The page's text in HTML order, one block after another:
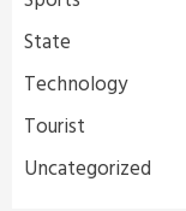
State
Technology
Tourist
Uncategorized